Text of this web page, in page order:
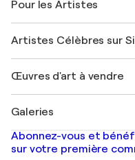
Offrir une carte cadeau
Rejoignez notre
Mon compte
+33 1 76 44 06 42
FAQ
Magazine Singulart
Emplois
Découvrez une sélection
Pour les Artistes
Se connecter en tant
Artistes Célèbres sur
Marc Chagall
Banksy
Mr. Brainwash
Shepard Fairey
Œuvres d'art à vendre
Tableaux abstraits à
Peintures de paysage
Estampes
Galeries
Galeries d'art en France
Galeries d'art en
Abonnez-vous et
sur votre première